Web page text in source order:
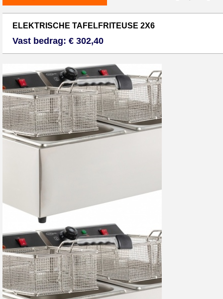
ELEKTRISCHE TAFELFRITEUSE 2X6
Vast bedrag: € 302,40